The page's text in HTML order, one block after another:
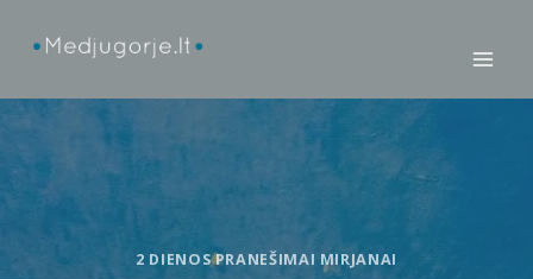
2 DIENOS PRANEŠIMAI MIRJANAI